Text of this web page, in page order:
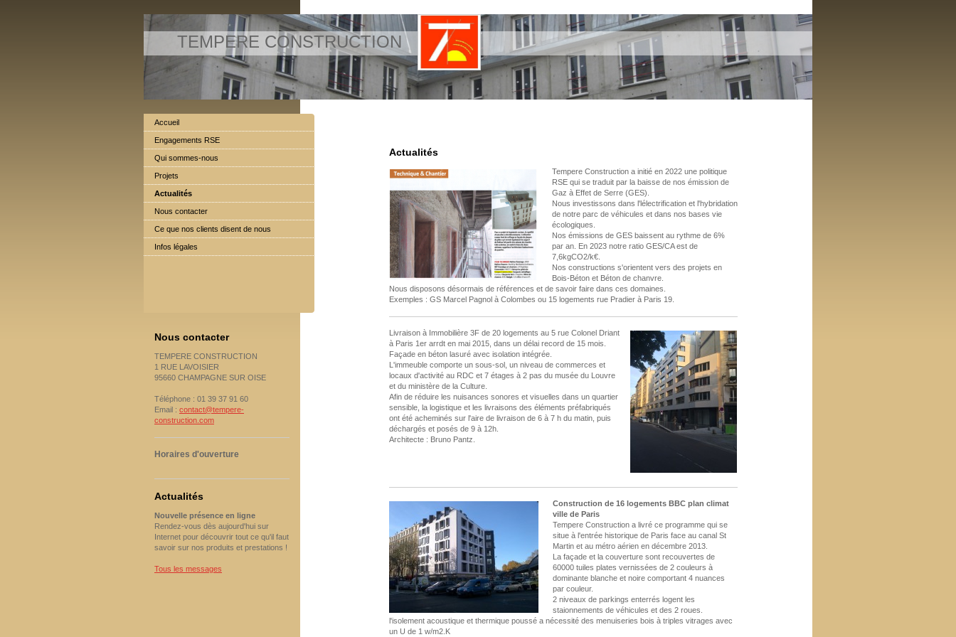
TEMPERE CONSTRUCTION
Actualités
Tempere Construction a initié en 2022 une politique
RSE qui se traduit par la baisse de nos émission de
Gaz à Effet de Serre (GES).
Nous investissons dans l'lélectrification et l'hybridation
de notre parc de véhicules et dans nos bases vie
écologiques.
Nos émissions de GES baissent au rythme de 6%
par an. En 2023 notre ratio GES/CA est de
7,6kgCO2/k€.
Nos constructions s'orientent vers des projets en
Bois-Béton et Béton de chanvre.
Nous disposons désormais de références et de savoir faire dans ces domaines.
Exemples : GS Marcel Pagnol à Colombes ou 15 logements rue Pradier à Paris 19.
Livraison à Immobilière 3F de 20 logements au 5 rue Colonel Driant
à Paris 1er arrdt en mai 2015, dans un délai record de 15 mois.
Façade en béton lasuré avec isolation intégrée.
L'immeuble comporte un sous-sol, un niveau de commerces et
locaux d'activité au RDC et 7 étages à 2 pas du musée du Louvre
et du ministère de la Culture.
Afin de réduire les nuisances sonores et visuelles dans un quartier
sensible, la logistique et les livraisons des éléments préfabriqués
ont été acheminés sur l'aire de livraison de 6 à 7 h du matin, puis
déchargés et posés de 9 à 12h.
Architecte : Bruno Pantz.
Construction de 16 logements BBC plan climat
ville de Paris
Tempere Construction a livré ce programme qui se
situe à l'entrée historique de Paris face au canal St
Martin et au métro aérien en décembre 2013.
La façade et la couverture sont recouvertes de
60000 tuiles plates vernissées de 2 couleurs à
dominante blanche et noire comportant 4 nuances
par couleur.
2 niveaux de parkings enterrés logent les
staionnements de véhicules et des 2 roues.
l'isolement acoustique et thermique poussé a nécessité des menuiseries bois à triples vitrages avec
un U de 1 w/m2.K
Accueil
Engagements RSE
Qui sommes-nous
Projets
Actualités
Nous contacter
Ce que nos clients disent de nous
Infos légales
Nous contacter
TEMPERE CONSTRUCTION
1 RUE LAVOISIER
95660 CHAMPAGNE SUR OISE
Téléphone : 01 39 37 91 60
Email : contact@tempere-
construction.com
Horaires d'ouverture
Actualités
Nouvelle présence en ligne
Rendez-vous dès aujourd'hui sur
Internet pour découvrir tout ce qu'il faut
savoir sur nos produits et prestations !
Tous les messages